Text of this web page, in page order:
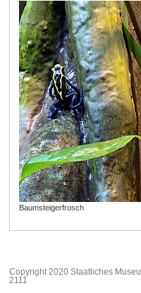
Baumsteigerfrosch
Copyright 2020 Staatliches
2111